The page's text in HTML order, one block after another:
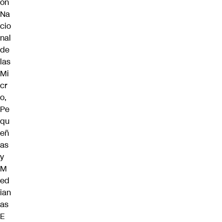
Na
cio
nal
de
las
Mi
cr
o,
Pe
qu
eñ
as
y
M
ed
ian
as
E